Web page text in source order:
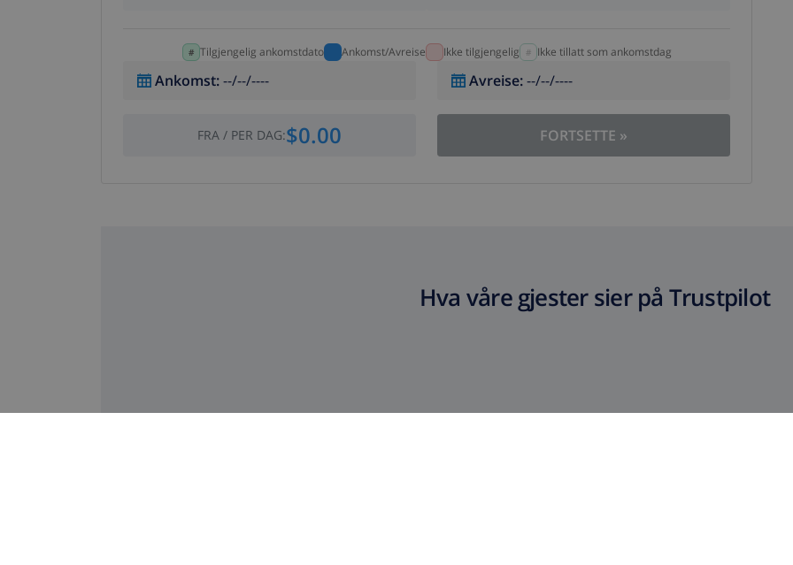
Tilgjengelig ankomstdato Ankomst/Avreise Ikke tilgjengelig Ikke tillatt som ankomstdag
Ankomst:--/--/---- Avreise:--/--/----
FRA / PER DAG:$0.00 FORTSETTE »
Hva våre gjester sier på Trustpilot